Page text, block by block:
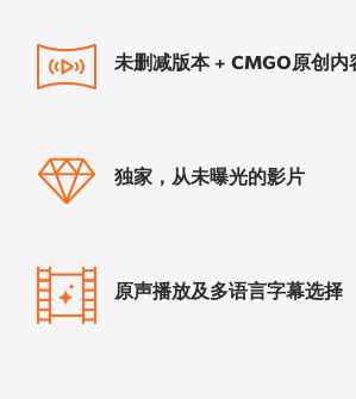
未删减版本 + CMGO原创内
独家，从未曝光的影片
原声播放及多语言字幕选择